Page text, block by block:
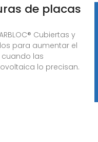
de placas
Cubiertas y
para aumentar el
las
lo precisan.